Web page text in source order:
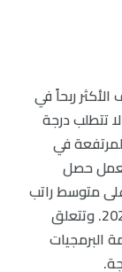
ربحاً في
تتطلب درجة
في
حصل
متوسط راتب
قدره 120,730 دولار أمريكي في أيار/مايو2021. وتتعلق
البرمجيات